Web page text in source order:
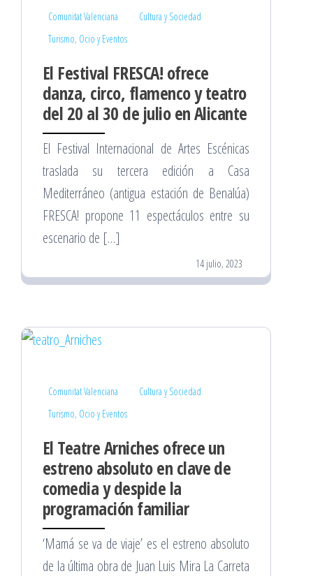
Comunitat Valenciana
Cultura y Sociedad
Turismo, Ocio y Eventos
El Festival FRESCA! ofrece
danza, circo, flamenco y teatro
del 20 al 30 de julio en Alicante
El Festival Internacional de Artes Escénicas
traslada su tercera edición a Casa
Mediterráneo (antigua estación de Benalúa)
FRESCA! propone 11 espectáculos entre su
escenario de […]
14 julio, 2023
Comunitat Valenciana
Cultura y Sociedad
Turismo, Ocio y Eventos
El Teatre Arniches ofrece un
estreno absoluto en clave de
comedia y despide la
programación familiar
‘Mamá se va de viaje’ es el estreno absoluto
de la última obra de Juan Luis Mira La Carreta